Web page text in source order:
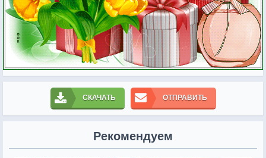
СКАЧАТЬ ОТПРАВИТЬ
Рекомендуем